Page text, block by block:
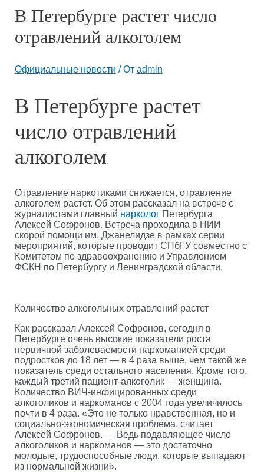
В Петербурге растет число
отравлений алкоголем
Официальные новости / От admin
В Петербурге растет
число отравлений
алкоголем
Отравление наркотиками снижается, отравление
алкоголем растет. Об этом рассказал на встрече с
журналистами главный наркологПетербурга
Алексей Софронов. Встреча проходила в НИИ
скорой помощи им. Джанелидзе в рамках серии
мероприятий, которые проводит СПбГУ совместно с
Комитетом по здравоохранению и Управлением
ФСКН по Петербургу и Ленинградской области.
Количество алкогольных отравлений растет
Как рассказал Алексей Софронов, сегодня в
Петербурге очень высокие показатели роста
первичной заболеваемости наркоманией среди
подростков до 18 лет — в 4 раза выше, чем такой же
показатель среди остального населения. Кроме того,
каждый третий пациент-алкоголик — женщина.
Количество ВИЧ-инфицированных среди
алкоголиков и наркоманов с 2004 года увеличилось
почти в 4 раза. «Это не только нравственная, но и
социально-экономическая проблема, считает
Алексей Софронов. — Ведь подавляющее число
алкоголиков и наркоманов — это достаточно
молодые, трудоспособные люди, которые выпадают
из нормальной жизни».